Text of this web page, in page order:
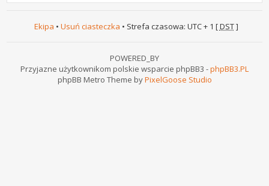
Ekipa • Usuń ciasteczka • Strefa czasowa: UTC + 1 [DST]
POWERED_BY
Przyjazne użytkownikom polskie wsparcie phpBB3 -phpBB3.PL
phpBB Metro Theme byPixelGoose Studio